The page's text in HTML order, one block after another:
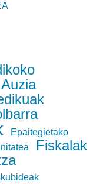
Auzia
Epaitegietako
Fiskalak